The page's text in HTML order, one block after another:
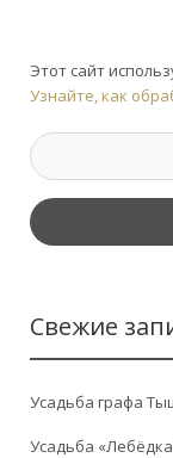
Этот сайт
Узнайте, как
Свежие
Усадьба графа
Усадьба